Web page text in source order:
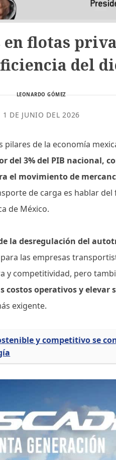
flotas
del
LEONARDO GÓMEZ
1 DE JUNIO DEL 2026
de la economía
del 3% del PIB nacional,
el movimiento de
de carga es hablar
de México.
la desregulación del
las empresas
competitividad, pero
costos operativos y elevar
exigente.
y competitivo se